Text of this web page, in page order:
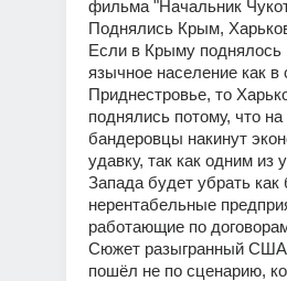
фильма "Начальник
Поднялись Крым,
Если в Крыму поднялось
язычное население как в
Приднестровье, то
поднялись потому, что на
бандеровцы накинут
удавку, так как одним из
Запада будет убрать как
нерентабельные
работающие по
Сюжет разыгранный США
пошёл не по сценарию,